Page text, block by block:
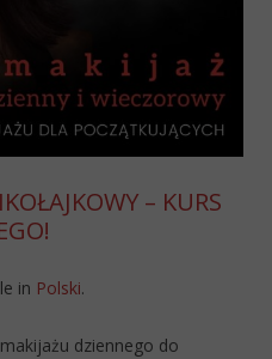
– KURS
in Polski.
dziennego do